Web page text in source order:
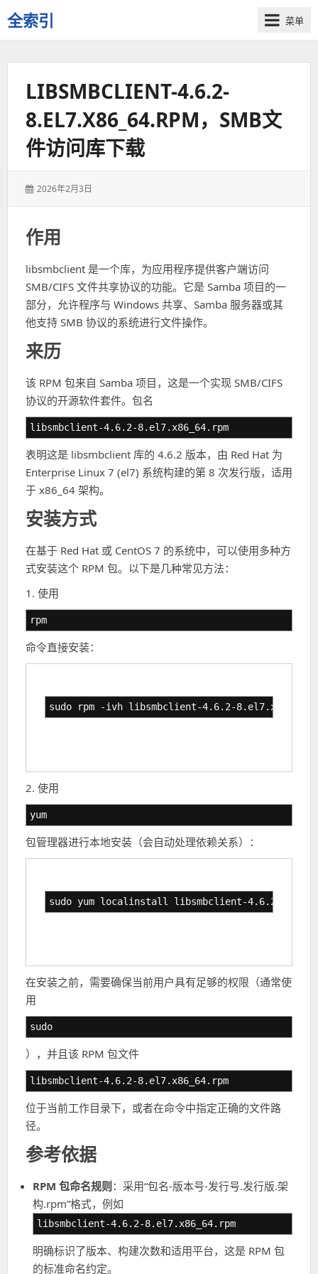
全索引
一
些
菜单
LIBSMBCLIENT-4.6.2-
8.EL7.X86_64.RPM，SMB文
件访问库下载
发
2026年2月3日
作用
libsmbclient 是一个库，为应用程序提供客户端访问
SMB/CIFS 文件共享协议的功能。它是 Samba 项目的一
部分，允许程序与 Windows 共享、Samba 服务器或其
他支持 SMB 协议的系统进行文件操作。
来历
该 RPM 包来自 Samba 项目，这是一个实现 SMB/CIFS
协议的开源软件套件。包名
libsmbclient-4.6.2-8.el7.x86_64.rpm
表明这是 libsmbclient 库的 4.6.2 版本，由 Red Hat 为
Enterprise Linux 7 (el7) 系统构建的第 8 次发行版，适用
于 x86_64 架构。
安装方式
在基于 Red Hat 或 CentOS 7 的系统中，可以使用多种方
式安装这个 RPM 包。以下是几种常见方法：
1. 使用
rpm
命令直接安装：
sudo rpm -ivh libsmbclient-4.6.2-
2. 使用
yum
包管理器进行本地安装（会自动处理依赖关系）：
sudo yum localinstall libsmbclient-4.6.2-
在安装之前，需要确保当前用户具有足够的权限（通常使
用
sudo
），并且该 RPM 包文件
libsmbclient-4.6.2-8.el7.x86_64.rpm
位于当前工作目录下，或者在命令中指定正确的文件路
径。
参考依据
RPM 包命名规则 ：采用“包名-版本号-发行号.发行版.架
构.rpm”格式，例如
libsmbclient-4.6.2-8.el7.x86_64.rpm
明确标识了版本、构建次数和适用平台，这是 RPM 包
的标准命名约定。